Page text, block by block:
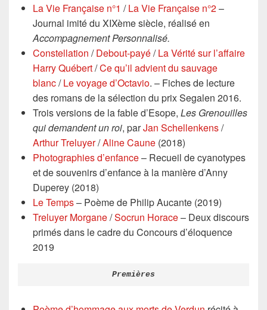
La Vie Française n°1 /La Vie Française n°2–
Journal imité du XIXème siècle, réalisé en
Accompagnement Personnalisé.
Constellation /Debout-payé/La Vérité sur l’affaire
Harry Québert/Ce qu’il advient du sauvage
blanc/Le voyage d’Octavio. – Fiches de lecture
des romans de la sélection du prix Segalen 2016.
Trois versions de la fable d’Esope, Les Grenouilles
qui demandent un roi, parJan Schellenkens/
Arthur Treluyer/Aline Caune (2018)
Photographies d’enfance– Recueil de cyanotypes
et de souvenirs d’enfance à la manière d’Anny
Duperey (2018)
Le Temps– Poème de Philip Aucante (2019)
Treluyer Morgane/Socrun Horace– Deux discours
primés dans le cadre du Concours d’éloquence
2019
Premières